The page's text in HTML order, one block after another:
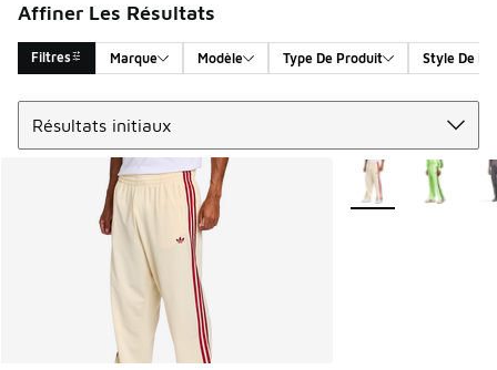
Affiner Les Résultats
Filtres Marque Modèle Type De Produit Style De
Search Results
Plus de couleurs